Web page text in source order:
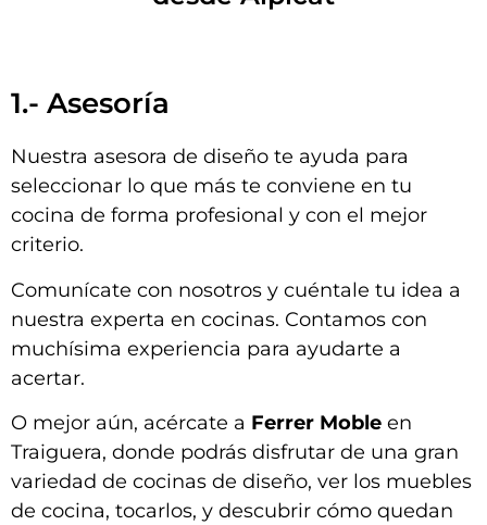
1.- Asesoría
Nuestra asesora de diseño te ayuda para
seleccionar lo que más te conviene en tu
cocina de forma profesional y con el mejor
criterio.
Comunícate con nosotros y cuéntale tu idea a
nuestra experta en cocinas. Contamos con
muchísima experiencia para ayudarte a
acertar.
O mejor aún, acércate a Ferrer Moble en
Traiguera, donde podrás disfrutar de una gran
variedad de cocinas de diseño, ver los muebles
de cocina, tocarlos, y descubrir cómo quedan